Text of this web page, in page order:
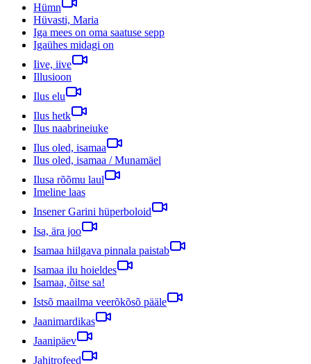
Hümn
Hüvasti, Maria
Iga mees on oma saatuse sepp
Igaühes midagi on
Iive, iive
Illusioon
Ilus elu
Ilus hetk
Ilus naabrineiuke
Ilus oled, isamaa
Ilus oled, isamaa / Munamäel
Ilusa rõõmu laul
Imeline laas
Insener Garini hüperboloid
Isa, ära joo
Isamaa hiilgava pinnala paistab
Isamaa ilu hoieldes
Isamaa, õitse sa!
Istsõ maailma veerõkõsõ pääle
Jaanimardikas
Jaanipäev
Jahitrofeed